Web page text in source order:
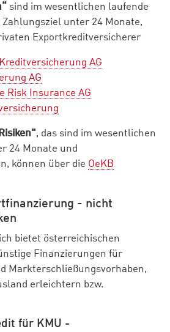
sind im wesentlichen laufende
unter 24 Monate,
Exportkreditversicherer
AG
AG
Risk Insurance AG
, das sind im wesentlichen
24 Monate und
können über die OeKB
- nicht
bietet österreichischen
Finanzierungen für
Markterschließungsvorhaben,
erleichtern bzw.
für KMU -